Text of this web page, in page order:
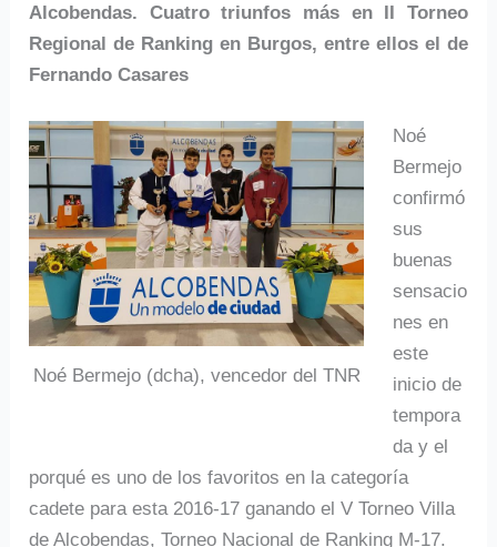
Alcobendas. Cuatro triunfos más en II Torneo
Regional de Ranking en Burgos, entre ellos el de
Fernando Casares
Noé Bermejo (dcha), vencedor del TNR
Noé
Bermejo
confirmó
sus
buenas
sensacio
nes en
este
inicio de
tempora
da y el
porqué es uno de los favoritos en la categoría
cadete para esta 2016-17 ganando el V Torneo Villa
de Alcobendas, Torneo Nacional de Ranking M-17.